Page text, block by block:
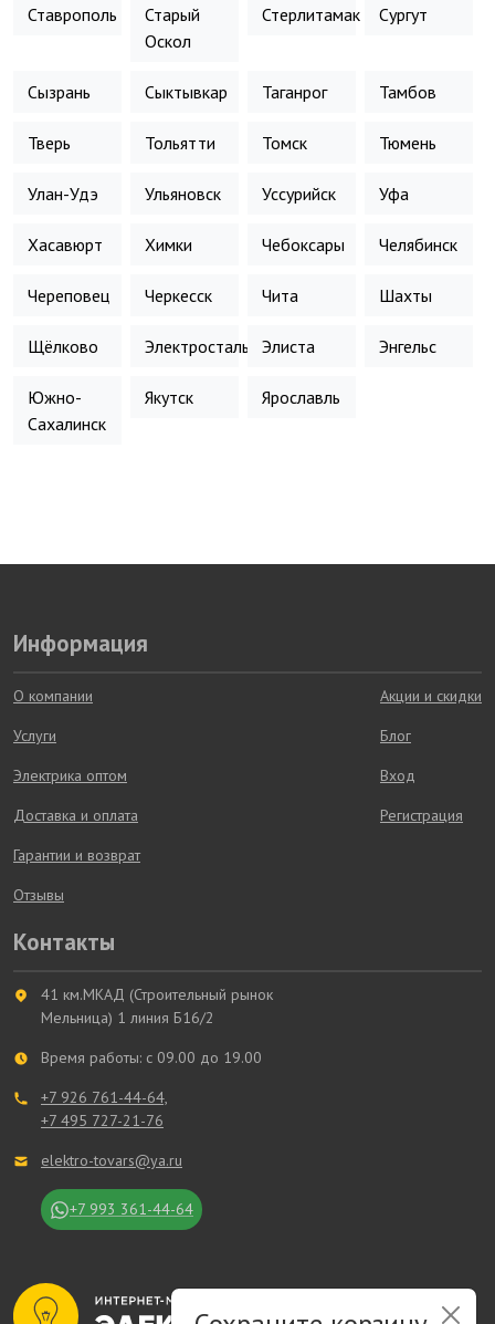
Ставрополь
Старый
Оскол
Стерлитамак Сургут
Сызрань Сыктывкар Таганрог Тамбов
Тверь Тольятти Томск Тюмень
Улан-Удэ Ульяновск Уссурийск Уфа
Хасавюрт Химки Чебоксары Челябинск
Череповец Черкесск Чита Шахты
Щёлково Электросталь Элиста Энгельс
Южно-
Сахалинск
Якутск Ярославль
Контакты
41 км.МКАД (Строительный рынок
Мельница) 1 линия Б16/2
Время работы: с 09.00 до 19.00
+7 926 761-44-64,
+7 495 727-21-76
elektro-tovars@ya.ru
+7 993 361-44-64
Информация
О компании
Услуги
Электрика оптом
Доставка и оплата
Гарантии и возврат
Отзывы
Акции и скидки
Блог
Вход
Регистрация